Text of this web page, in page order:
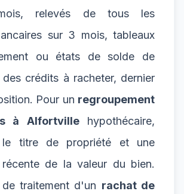
relevés de tous les
sur 3 mois, tableaux
ou états de solde de
des crédits à racheter, dernier
Pour un regroupement
à Alfortvillehypothécaire,
le titre de propriété et une
récente de la valeur du bien.
traitement d'un rachat de